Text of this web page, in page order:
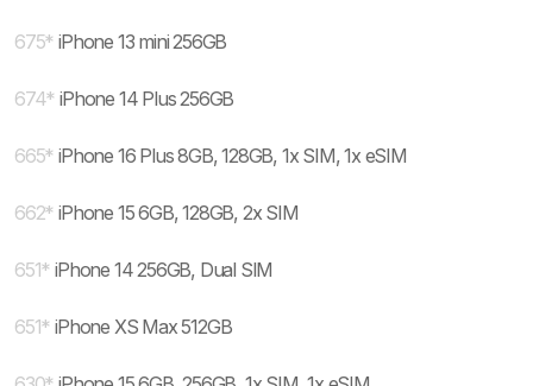
675* iPhone 13 mini 256GB
674* iPhone 14 Plus 256GB
665* iPhone 16 Plus 8GB, 128GB, 1x SIM, 1x eSIM
662* iPhone 15 6GB, 128GB, 2x SIM
651* iPhone 14 256GB, Dual SIM
651* iPhone XS Max 512GB